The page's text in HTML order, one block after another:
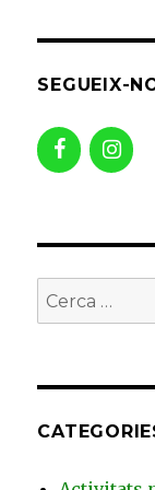
SEGUEIX-
Buscar
per: